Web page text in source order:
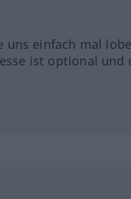
uns einfach mal
ist optional und